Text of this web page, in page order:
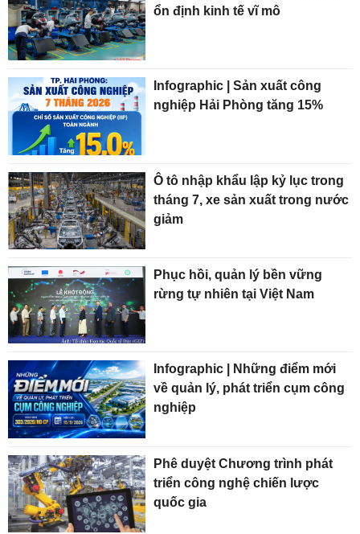
ổn định kinh tế vĩ mô
Infographic | Sản xuất công
nghiệp Hải Phòng tăng 15%
Ô tô nhập khẩu lập kỷ lục trong
tháng 7, xe sản xuất trong nước
giảm
Phục hồi, quản lý bền vững
rừng tự nhiên tại Việt Nam
Infographic | Những điểm mới
về quản lý, phát triển cụm công
nghiệp
Phê duyệt Chương trình phát
triển công nghệ chiến lược
quốc gia